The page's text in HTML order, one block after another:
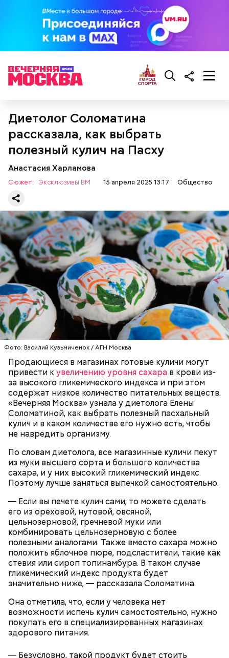
Диетолог Соломатина
рассказала, как выбрать
полезный кулич на Пасху
Анастасия Харламова
Сюжет: Эксклюзивы ВМ 15 апреля 2025 13:17 Общество
Фото: Василий Кузьмиченок / АГН Москва
Продающиеся в магазинах готовые куличи могут
привести кувеличению уровня сахара в крови из-
за высокого гликемического индекса и при этом
содержат низкое количество питательных веществ.
«Вечерняя Москва» узнала у диетолога Елены
Соломатиной, как выбрать полезный пасхальный
кулич и в каком количестве его нужно есть, чтобы
не навредить организму.
По словам диетолога, все магазинные куличи пекут
из муки высшего сорта и большого количества
сахара, и у них высокий гликемический индекс.
Поэтому лучше заняться выпечкой самостоятельно.
— Если вы печете кулич сами, то можете сделать
его из ореховой, нутовой, овсяной,
цельнозерновой, гречневой муки или
комбинировать цельнозерновую с более
полезными аналогами. Также вместо сахара можно
положить яблочное пюре, подсластители, такие как
стевия или сироп топинамбура. В таком случае
гликемический индекс продукта будет
значительно ниже, — рассказала Соломатина.
Она отметила, что, если у человека нет
возможности испечь кулич самостоятельно, нужно
покупать его в специализированных магазинах
здорового питания.
— Безусловно, такой продукт будет стоить
Готовим: Нужно в течение 10 минут обжарить
перцы на мангале с раскаленными углями. Красный
Кабачок и баклажан нарезать крупными кольцами,
— Затем достать подпекшийся до темного цвета
перец с углей и переложить его в пакет, чтобы
кожица стала мягкой. После необходимо снять эту
кожицу с овоща и нарезать. Далее готовые лук,
— на крупные дольки, — рассказал собеседник
«ВМ».
Для заправки нужно мелко нарезать чеснок и
смешать его с уксусом, оливковым маслом, сахаром
и нарезанной веточкой тархуна.
— Для сервировки салата необходимо выложить
все ингредиенты в чашу, поджарить слайсы сыра
на сковороде и выложить их на салат, — дополнил
Белькович.
растопить и взбить с сахаром, туда же
Диетолог Соломатина объяснила,
как без вреда для здоровья выйти
из Великого поста
— Из указанных мною объемов у вас должно
их нужно при температуре 180 градусов около 40
минут.
Глазурь